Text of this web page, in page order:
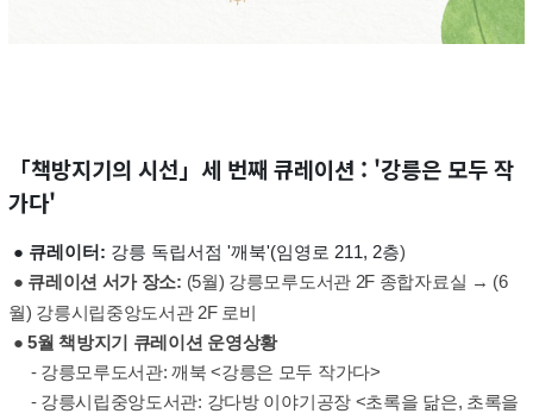
「책방지기의 시선」세 번째 큐레이션 : '강릉은 모두 작
가다'
● 큐레이터: 강릉 독립서점 '깨북'(임영로 211, 2층)
● 큐레이션 서가 장소: (5월) 강릉모루도서관 2F 종합자료실 → (6
월) 강릉시립중앙도서관 2F 로비
●5월 책방지기 큐레이션 운영상황
- 강릉모루도서관: 깨북 <강릉은 모두 작가다>
- 강릉시립중앙도서관: 강다방 이야기공장 <초록을 닮은, 초록을